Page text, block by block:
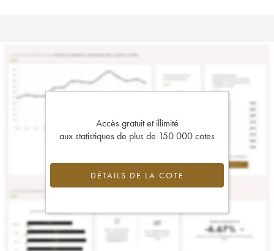
Accès gratuit et illimité
aux statistiques de plus de 150 000 cotes
DÉTAILS DE LA COTE